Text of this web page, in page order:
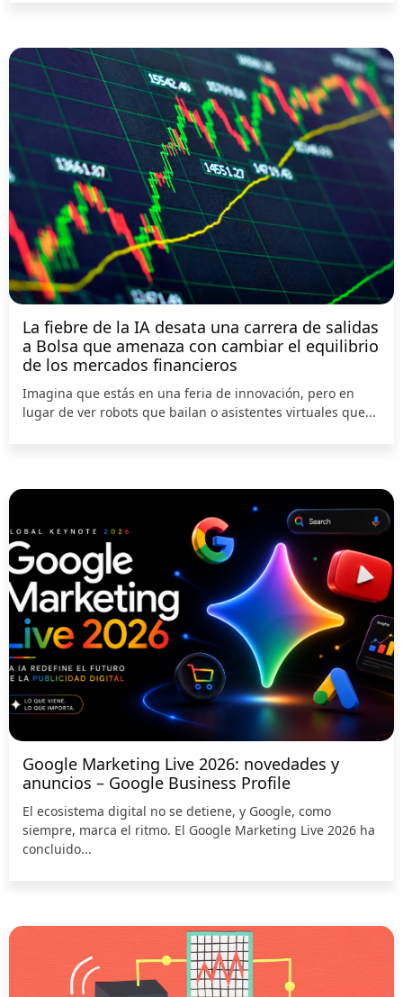
La fiebre de la IA desata una carrera de salidas
a Bolsa que amenaza con cambiar el equilibrio
de los mercados financieros
Imagina que estás en una feria de innovación, pero en
lugar de ver robots que bailan o asistentes virtuales que...
Google Marketing Live 2026: novedades y
anuncios – Google Business Profile
El ecosistema digital no se detiene, y Google, como
siempre, marca el ritmo. El Google Marketing Live 2026 ha
concluido...